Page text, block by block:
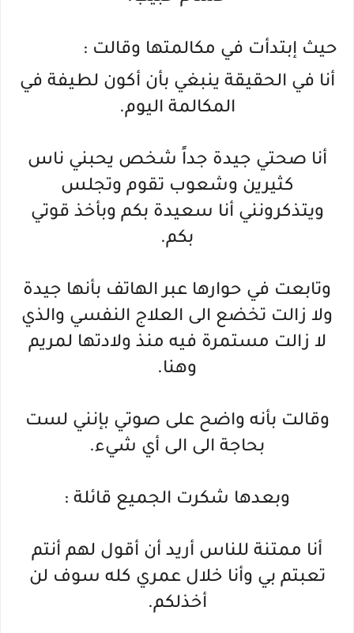
حيث إبتدأت في مكالمتها وقالت :
أنا في الحقيقة ينبغي بأن أكون لطيفة في
المكالمة اليوم.
أنا صحتي جيدة جداً شخص يحبني ناس
كثيرين وشعوب تقوم وتجلس
ويتذكرونني أنا سعيدة بكم وبأخذ قوتي
بكم.
وتابعت في حوارها عبر الهاتف بأنها جيدة
ولا زالت تخضع الى العلاج النفسي والذي
لا زالت مستمرة فيه منذ ولادتها لمريم
وهنا.
وقالت بأنه واضح على صوتي بإنني لست
بحاجة الى الى أي شيء.
وبعدها شكرت الجميع قائلة :
أنا ممتنة للناس أريد أن أقول لهم أنتم
تعبتم بي وأنا خلال عمري كله سوف لن
أخذلكم.